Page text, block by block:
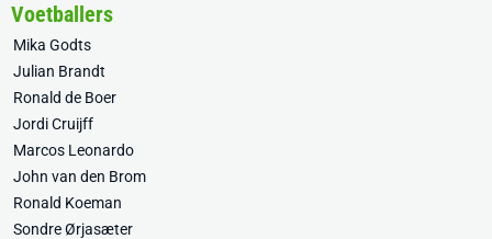
Voetballers
Mika Godts
Julian Brandt
Ronald de Boer
Jordi Cruijff
Marcos Leonardo
John van den Brom
Ronald Koeman
Sondre Ørjasæter